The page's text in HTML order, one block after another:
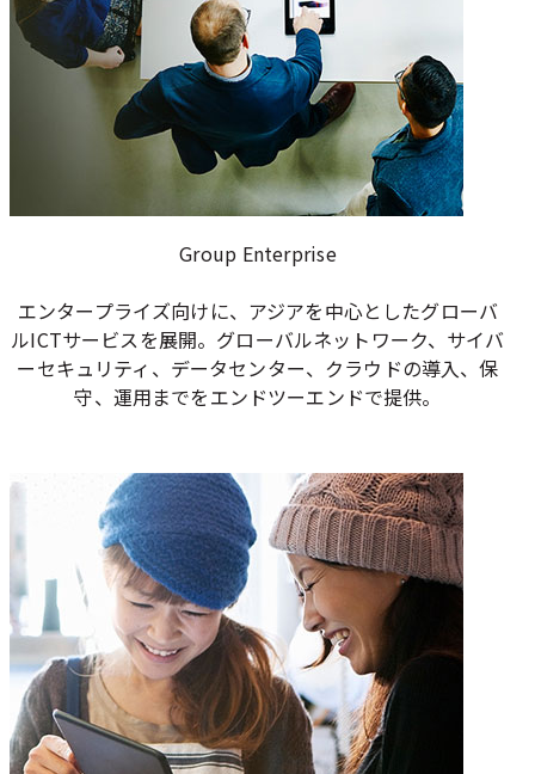
Group Enterprise
エンタープライズ向けに、アジアを中心としたグローバ
ルICTサービスを展開。グローバルネットワーク、サイバ
ーセキュリティ、データセンター、クラウドの導入、保
守、運用までをエンドツーエンドで提供。